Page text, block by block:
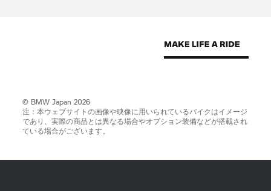
© BMW Japan 2026
注：本ウェブサイトの画像や映像に用いられているバイクはイメージ
であり、実際の商品とは異なる場合やオプション装備などが搭載され
ている場合がございます。